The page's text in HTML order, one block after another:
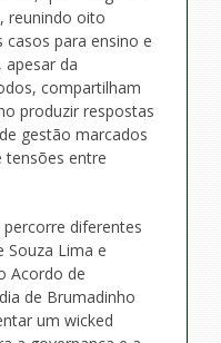
reunindo oito
para ensino e
da
compartilham
produzir respostas
gestão marcados
tensões entre
diferentes
Souza Lima e
Acordo de
de Brumadinho
um wicked